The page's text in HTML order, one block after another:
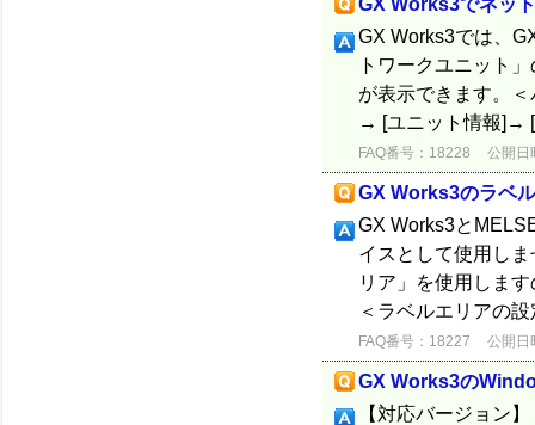
GX Works3でネッ
GX Works3では、
トワークユニット
が表示できます。
→ [ユニット情報]→
FAQ番号：18228 公開日
GX Works3のラベ
GX Works3と
イスとして使用し
リア」を使用しま
＜ラベルエリアの
FAQ番号：18227 公開日
GX Works3の
【対応バージョン